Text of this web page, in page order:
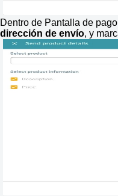
Dentro de Pantalla de
dirección de envío, y